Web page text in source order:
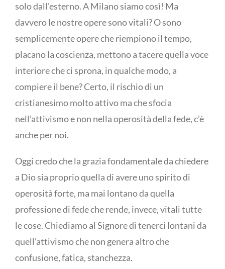
solo dall’esterno. A Milano siamo così! Ma
davvero le nostre opere sono vitali? O sono
semplicemente opere che riempiono il tempo,
placano la coscienza, mettono a tacere quella voce
interiore che ci sprona, in qualche modo, a
compiere il bene? Certo, il rischio di un
cristianesimo molto attivo ma che sfocia
nell’attivismo e non nella operosità della fede, c’è
anche per noi.
Oggi credo che la grazia fondamentale da chiedere
a Dio sia proprio quella di avere uno spirito di
operosità forte, ma mai lontano da quella
professione di fede che rende, invece, vitali tutte
le cose. Chiediamo al Signore di tenerci lontani da
quell’attivismo che non genera altro che
confusione, fatica, stanchezza.